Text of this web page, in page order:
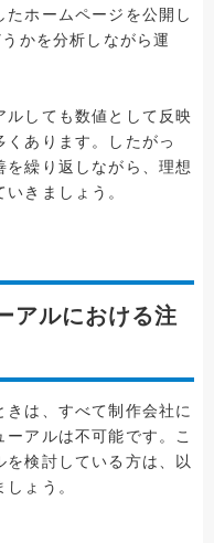
ホームページを公開し
かを分析しながら運
ルしても数値として反映
あります。したがっ
繰り返しながら、理想
きましょう。
ルにおける注
は、すべて制作会社に
アルは不可能です。こ
検討している方は、以
ょう。